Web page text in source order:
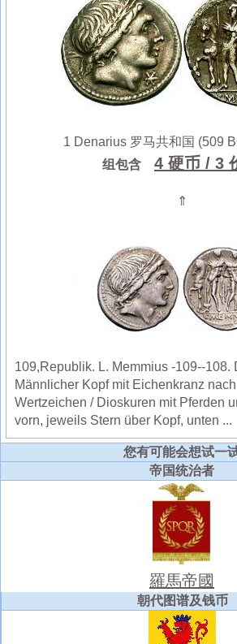
1 Denarius 罗马共和国 (509
组包含
4 硬币 / 3
⇑
109,Republik. L. Memmius -109--108.
Männlicher Kopf mit Eichenkranz
Wertzeichen / Dioskuren mit Pferden
vorn, jeweils Stern über Kopf, unten ...
您有可能会想试一
帝国统治者
羅馬帝國
朝代图谱及钱币